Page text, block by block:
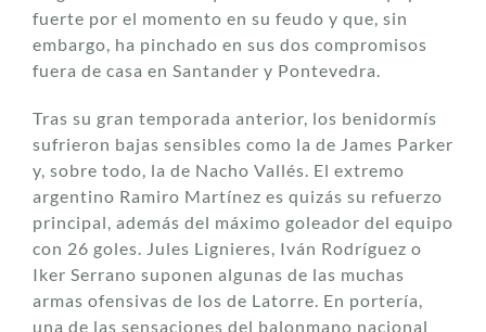
fuerte por el momento en su feudo y que, sin
embargo, ha pinchado en sus dos compromisos
fuera de casa en Santander y Pontevedra.
Tras su gran temporada anterior, los benidormís
sufrieron bajas sensibles como la de James Parker
y, sobre todo, la de Nacho Vallés. El extremo
argentino Ramiro Martínez es quizás su refuerzo
principal, además del máximo goleador del equipo
con 26 goles. Jules Lignieres, Iván Rodríguez o
Iker Serrano suponen algunas de las muchas
armas ofensivas de los de Latorre. En portería,
una de las sensaciones del balonmano nacional